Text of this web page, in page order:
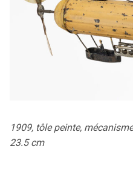
1909, tôle peinte,
23.5 cm